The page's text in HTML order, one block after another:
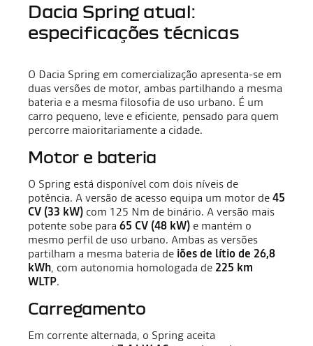
Dacia Spring atual:
especificações técnicas
O Dacia Spring em comercialização apresenta-se em
duas versões de motor, ambas partilhando a mesma
bateria e a mesma filosofia de uso urbano. É um
carro pequeno, leve e eficiente, pensado para quem
percorre maioritariamente a cidade.
Motor e bateria
O Spring está disponível com dois níveis de
potência. A versão de acesso equipa um motor de45
CV (33 kW) com 125 Nm de binário. A versão mais
potente sobe para 65 CV (48 kW) e mantém o
mesmo perfil de uso urbano. Ambas as versões
partilham a mesma bateria de iões de lítio de 26,8
kWh, com autonomia homologada de 225 km
WLTP.
Carregamento
Em corrente alternada, o Spring aceita